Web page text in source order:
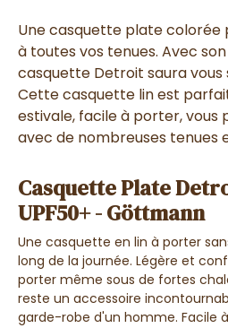
Une casquette plate colorée
à toutes vos tenues. Avec
casquette Detroit saura
Cette casquette lin est
estivale, facile à porter, vous
avec de nombreuses tenues
Casquette Plate
UPF50+ - Göttmann
Une casquette en lin à porter
long de la journée. Légère et
porter même sous de fortes
reste un accessoire
garde-robe d'un homme. Facile